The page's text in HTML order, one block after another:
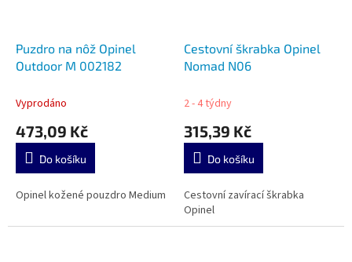
Puzdro na nôž Opinel
Outdoor M 002182
Vyprodáno
473,09 Kč
Do košíku
Opinel kožené pouzdro Medium
Cestovní škrabka Opinel
Nomad N06
2 - 4 týdny
315,39 Kč
Do košíku
Cestovní zavírací škrabka
Opinel